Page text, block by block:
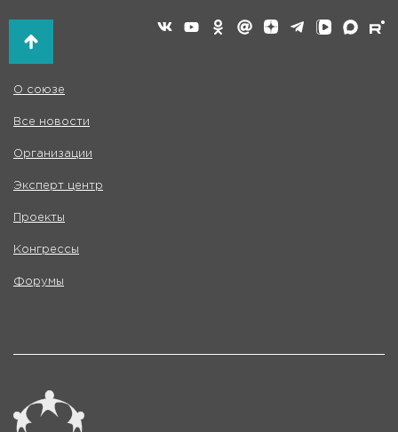
О союзе
Все новости
Организации
Эксперт центр
Проекты
Конгрессы
Форумы